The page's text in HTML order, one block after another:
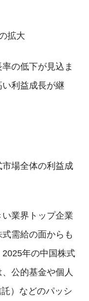
拡大
の低下が見込ま
利益成長が継
場全体の利益成
業界トップ企業
需給の面からも
年の中国株式
公的基金や個人
）などのパッシ